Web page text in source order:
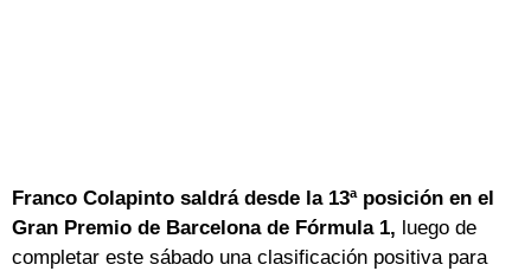
Franco Colapinto saldrá desde la 13ª posición en el
Gran Premio de Barcelona de Fórmula 1, luego de
completar este sábado una clasificación positiva para